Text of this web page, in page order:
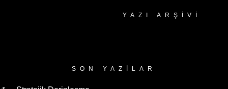
YAZI ARŞIVI
SON YAZILAR